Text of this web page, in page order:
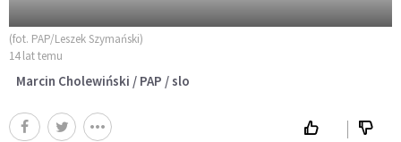
(fot. PAP/Leszek Szymański)
14 lat temu
Marcin Cholewiński / PAP / slo